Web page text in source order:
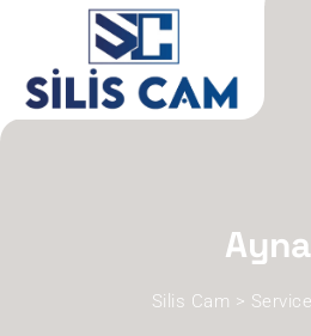
Ayna
Silis Cam >